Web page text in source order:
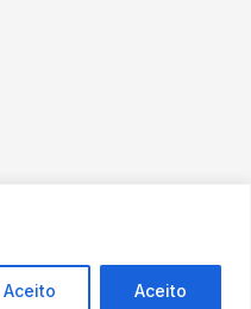
Aceito Aceito